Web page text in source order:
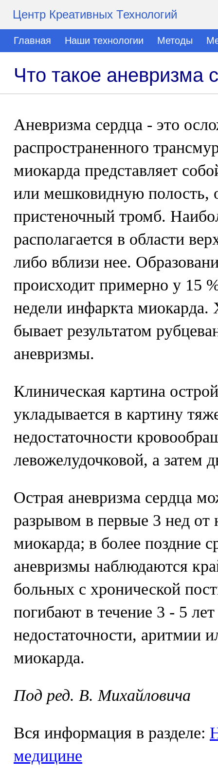
Центр Креативных Технологий
Главная Наши технологии Методы
Что такое аневризма
Аневризма сердца - это
распространенного
миокарда представляет
или мешковидную
пристеночный тромб.
располагается в области
либо вблизи нее.
происходит примерно у 15
недели инфаркта миокарда.
бывает результатом
аневризмы.
Клиническая картина
укладывается в картину
недостаточности
левожелудочковой, а затем
Острая аневризма сердца
разрывом в первые 3 нед от
миокарда; в более поздние
аневризмы наблюдаются
больных с хронической
погибают в течение 3 - 5
недостаточности, аритмии
миокарда.
Под ред. В. Михайловича
Вся информация в разделе:
медицине